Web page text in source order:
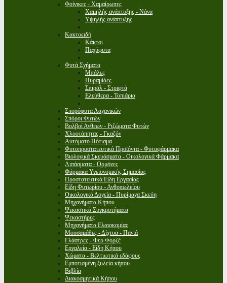
Φοίνικες - Χαμαίρωπες
Χαμηλής ανάπτυξης - Νάνα
Υψηλής ανάπτυξης
Κακτοειδή
Κάκτοι
Παχύφυτα
Φυτά Σχήματα
Μπάλες
Πυραμίδες
Σπιράλ - Στριφτά
Ελεύθερα - Τοπιάρια
Σπορόφυτα Λαχανικών
Σπόροι Φυτών
Βολβοί Ανθεων - Ριζώματα Φυτών
Χλοοτάπητας - Γκαζόν
Αυτόματο Πότισμα
Φυτοπροστατευτικά Προϊόντα - Φυτοφάρμακα
Βιολογικά Σκευάσματα - Οικολογικά Φάρμακα
Λιπάσματα - Ορμόνες
Φάρμακα Υγειονομικής Σημασίας
Προστατευτικά Είδη Εργασίας
Είδη Φυτωρίου - Ανθοπωλείου
Οικολογικά Δοχεία - Πυρίμαχα Σκεύη
Μηχανήματα Κήπου
Ψεκαστικά Συγκροτήματα
Ψεκαστήρες
Μηχανήματα Ελαιοκομίας
Μουσαμάδες - Δίχτυα - Πανιά
Γλάστρες - Φερ Φορζέ
Εργαλεία - Είδη Κήπου
Χώματα - Βελτιωτικά εδάφους
Εμποτισμένη ξυλεία κήπου
Βιβλία
Διακοσμητικά Κήπου